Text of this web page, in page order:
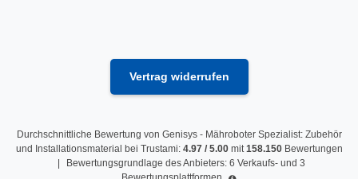
Vertrag widerrufen
Durchschnittliche Bewertung von Genisys - Mähroboter Spezialist: Zubehör
und Installationsmaterial bei Trustami: 4.97/ 5.00mit158.150 Bewertungen
Bewertungsgrundlage des Anbieters: 6 Verkaufs- und 3